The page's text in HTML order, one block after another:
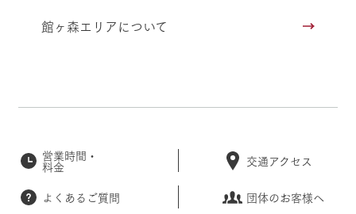
館ヶ森エリアについて
営業時間・
料金 交通アクセス
よくあるご質問
団体のお客様へ